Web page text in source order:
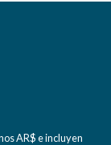
AR$ e incluyen